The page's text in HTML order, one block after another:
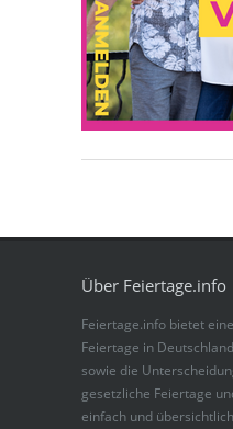
Über Feiertage.info
Feiertage.info bietet
Feiertage in
sowie die
gesetzliche Feiertage
einfach und